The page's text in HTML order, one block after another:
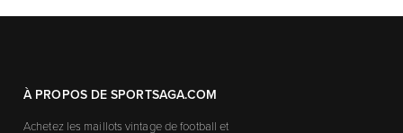
À PROPOS DE SPORTSAGA.COM
Achetez les maillots vintage de football et